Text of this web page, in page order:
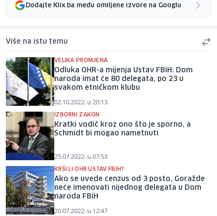
Dodajte Klix.ba među omiljene izvore na Googlu
Više na istu temu
VELIKA PROMJENA
Odluka OHR-a mijenja Ustav FBiH: Dom
naroda imat će 80 delegata, po 23 u
svakom etničkom klubu
02.10.2022. u 20:13
IZBORNI ZAKON
Kratki vodič kroz ono što je sporno, a
Schmidt bi mogao nametnuti
25.07.2022. u 07:53
KRŠI LI OHR USTAV FBIH?
Ako se uvede cenzus od 3 posto, Goražde
neće imenovati nijednog delegata u Dom
naroda FBiH
20.07.2022. u 12:47